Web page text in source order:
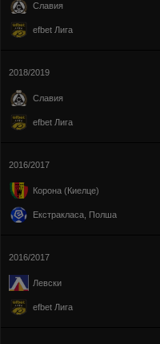
Славия
efbet Лига
2018/2019
Славия
efbet Лига
2016/2017
Корона (Киелце)
Екстракласа, Полша
2016/2017
Левски
efbet Лига